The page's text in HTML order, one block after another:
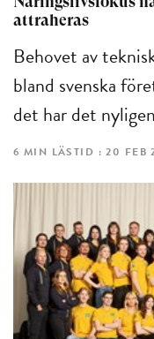
attraheras
Behovet av
bland svenska
det har det
6 MIN LÄSTID : 20 FEB